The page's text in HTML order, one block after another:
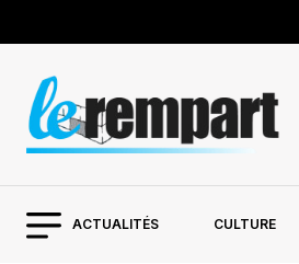
ACTUALITÉS CULTURE